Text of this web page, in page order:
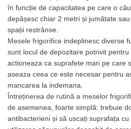
Dulap refrigerat pentru maturat
carnea
Masa congelare
Masa frigorifica pizza
Saladeta
Vitrina frigorifica incorporabila
drop-in
Vitrine de cofetarie si patiserie
în funcție de capacitatea pe care o
depășesc chiar 2 metri și jumătate
spații restrânse.
Mesele frigorifice indeplinesc diverse
sunt locul de depozitare potrivit pentru
actioneaza ca suprafete mari pe care
aseaza ceea ce este necesar pentru
mancarea la indemana.
Întreținerea de rutină a meselor
de asemenea, foarte simplă: trebuie
antibacterieni și să uscați suprafața